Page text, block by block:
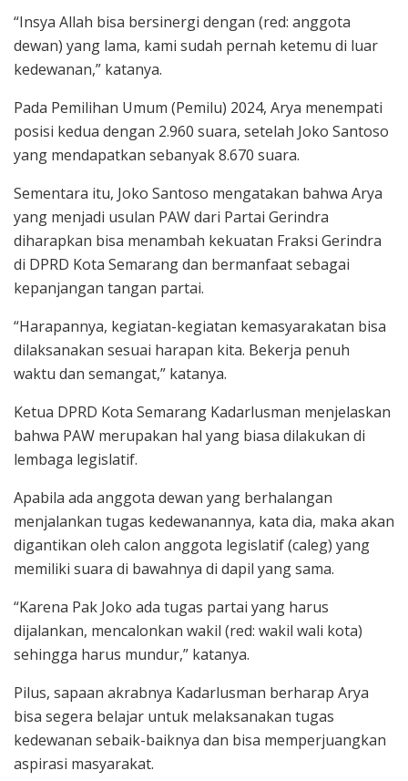
“Insya Allah bisa bersinergi dengan (red: anggota
dewan) yang lama, kami sudah pernah ketemu di luar
kedewanan,” katanya.
Pada Pemilihan Umum (Pemilu) 2024, Arya menempati
posisi kedua dengan 2.960 suara, setelah Joko Santoso
yang mendapatkan sebanyak 8.670 suara.
Sementara itu, Joko Santoso mengatakan bahwa Arya
yang menjadi usulan PAW dari Partai Gerindra
diharapkan bisa menambah kekuatan Fraksi Gerindra
di DPRD Kota Semarang dan bermanfaat sebagai
kepanjangan tangan partai.
“Harapannya, kegiatan-kegiatan kemasyarakatan bisa
dilaksanakan sesuai harapan kita. Bekerja penuh
waktu dan semangat,” katanya.
Ketua DPRD Kota Semarang Kadarlusman menjelaskan
bahwa PAW merupakan hal yang biasa dilakukan di
lembaga legislatif.
Apabila ada anggota dewan yang berhalangan
menjalankan tugas kedewanannya, kata dia, maka akan
digantikan oleh calon anggota legislatif (caleg) yang
memiliki suara di bawahnya di dapil yang sama.
“Karena Pak Joko ada tugas partai yang harus
dijalankan, mencalonkan wakil (red: wakil wali kota)
sehingga harus mundur,” katanya.
Pilus, sapaan akrabnya Kadarlusman berharap Arya
bisa segera belajar untuk melaksanakan tugas
kedewanan sebaik-baiknya dan bisa memperjuangkan
aspirasi masyarakat.